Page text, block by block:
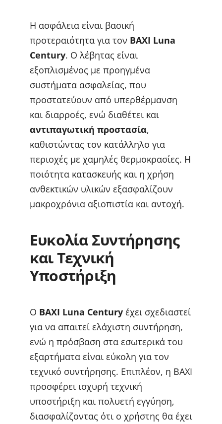
Η ασφάλεια είναι βασική
προτεραιότητα για τον BAXI Luna
Century. Ο λέβητας είναι
εξοπλισμένος με προηγμένα
συστήματα ασφαλείας, που
προστατεύουν από υπερθέρμανση
και διαρροές, ενώ διαθέτει και
αντιπαγωτική προστασία,
καθιστώντας τον κατάλληλο για
περιοχές με χαμηλές θερμοκρασίες. Η
ποιότητα κατασκευής και η χρήση
ανθεκτικών υλικών εξασφαλίζουν
μακροχρόνια αξιοπιστία και αντοχή.
Ευκολία Συντήρησης
και Τεχνική
Υποστήριξη
Ο BAXI Luna Centuryέχει σχεδιαστεί
για να απαιτεί ελάχιστη συντήρηση,
ενώ η πρόσβαση στα εσωτερικά του
εξαρτήματα είναι εύκολη για τον
τεχνικό συντήρησης. Επιπλέον, η BAXI
προσφέρει ισχυρή τεχνική
υποστήριξη και πολυετή εγγύηση,
διασφαλίζοντας ότι ο χρήστης θα έχει